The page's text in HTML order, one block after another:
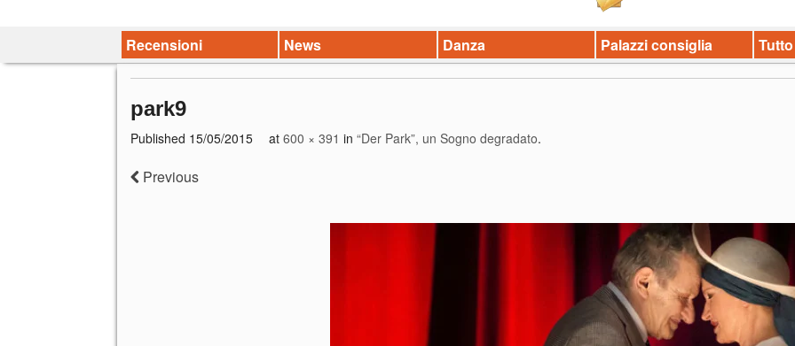
Recensioni News Danza Palazzi consiglia
park9
Published 15/05/2015 at 600 × 391 in “Der Park”, un Sogno degradato.
Previous